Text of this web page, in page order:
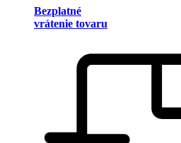
Bezplatné
vrátenie tovaru